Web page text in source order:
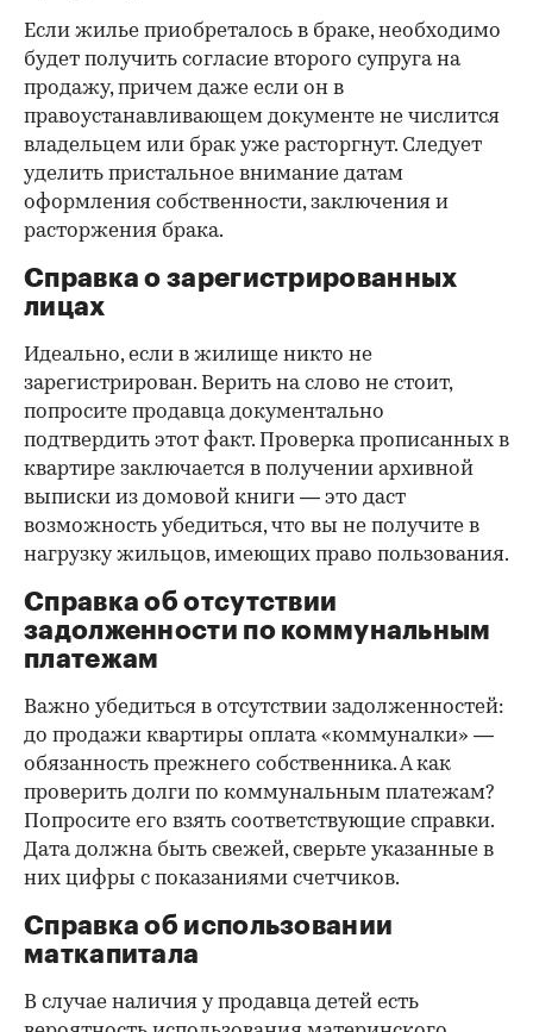
Если жилье приобреталось в браке, необходимо
будет получить согласие второго супруга на
продажу, причем даже если он в
правоустанавливающем документе не числится
владельцем или брак уже расторгнут. Следует
уделить пристальное внимание датам
оформления собственности, заключения и
расторжения брака.
Справка о зарегистрированных
лицах
Идеально, если в жилище никто не
зарегистрирован. Верить на слово не стоит,
попросите продавца документально
подтвердить этот факт. Проверка прописанных в
квартире заключается в получении архивной
выписки из домовой книги — это даст
возможность убедиться, что вы не получите в
нагрузку жильцов, имеющих право пользования.
Справка об отсутствии
задолженности по коммунальным
платежам
Важно убедиться в отсутствии задолженностей:
до продажи квартиры оплата «коммуналки» —
обязанность прежнего собственника. А как
проверить долги по коммунальным платежам?
Попросите его взять соответствующие справки.
Дата должна быть свежей, сверьте указанные в
них цифры с показаниями счетчиков.
Справка об использовании
маткапитала
В случае наличия у продавца детей есть